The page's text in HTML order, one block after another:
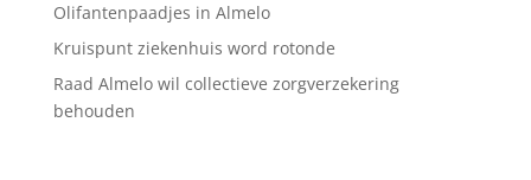
Olifantenpaadjes in Almelo
Kruispunt ziekenhuis word rotonde
Raad Almelo wil collectieve zorgverzekering
behouden